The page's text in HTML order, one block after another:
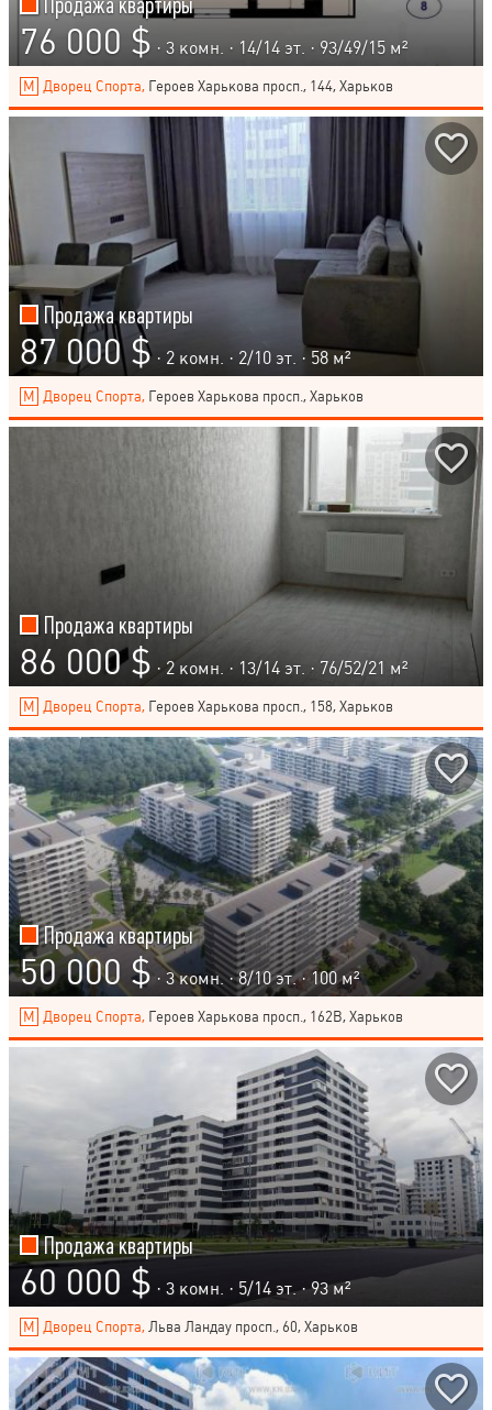
Продажа квартиры
76 000 $ · 3 комн. · 14/14 эт. · 93/49/15 м²
Дворец Спорта, Героев Харькова просп., 144, Харьков
Продажа квартиры
87 000 $ · 2 комн. · 2/10 эт. · 58 м²
Дворец Спорта, Героев Харькова просп., Харьков
Продажа квартиры
86 000 $ · 2 комн. · 13/14 эт. · 76/52/21 м²
Дворец Спорта, Героев Харькова просп., 158, Харьков
Продажа квартиры
50 000 $ · 3 комн. ·8/10эт. · 100 м²
Дворец Спорта, Героев Харькова просп., 162В, Харьков
Продажа квартиры
60 000 $ · 3 комн. · 5/14 эт. · 93 м²
Дворец Спорта, Льва Ландау просп., 60, Харьков